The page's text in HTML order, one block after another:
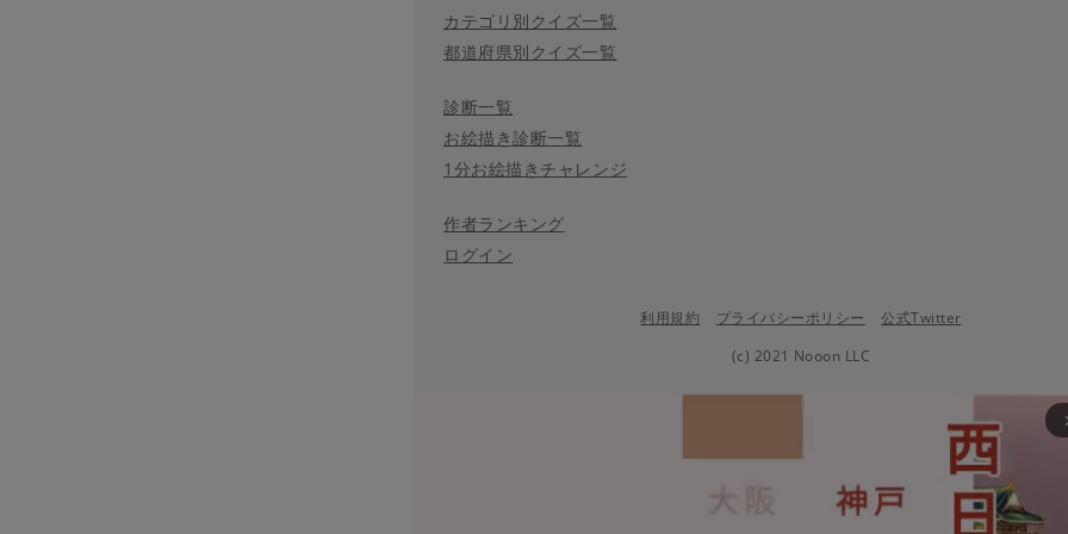
カテゴリ別クイズ一覧
都道府県別クイズ一覧
診断一覧
お絵描き診断一覧
1分お絵描きチャレンジ
作者ランキング
ログイン
利用規約 プライバシーポリシー
公式Twitter
(c) 2021 Nooon LLC